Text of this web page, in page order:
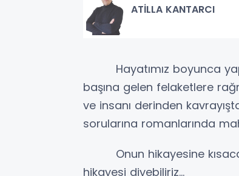
ATİLLA KANTARCI
Hayatımız boyunca
başına gelen felaketlere
ve insanı derinden
sorularına romanlarında
Onun hikayesine kısaca
hikayesi diyebiliriz...